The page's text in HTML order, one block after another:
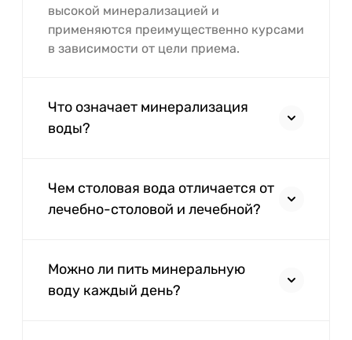
высокой минерализацией и
применяются преимущественно курсами
в зависимости от цели приема.
Что означает минерализация
воды?
Чем столовая вода отличается от
лечебно-столовой и лечебной?
Можно ли пить минеральную
воду каждый день?